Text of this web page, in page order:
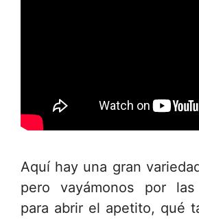
Aquí hay una gran
pero vayámonos por las
para abrir el apetito, qué